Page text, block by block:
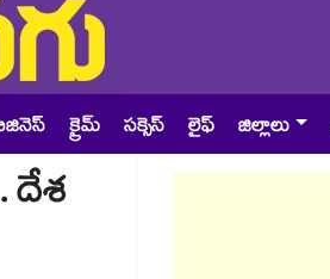
క్రైమ్ సక్సెస్ లైఫ్ జిల్లాలు
దేశ